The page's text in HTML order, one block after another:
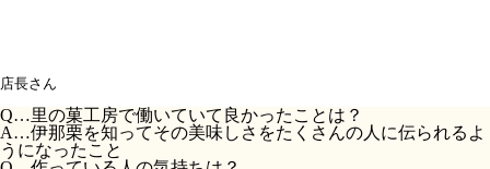
店長さん
Q…里の菓工房で働いていて良かったことは？
A…伊那栗を知ってその美味しさをたくさんの人に伝られるよ
うになったこと